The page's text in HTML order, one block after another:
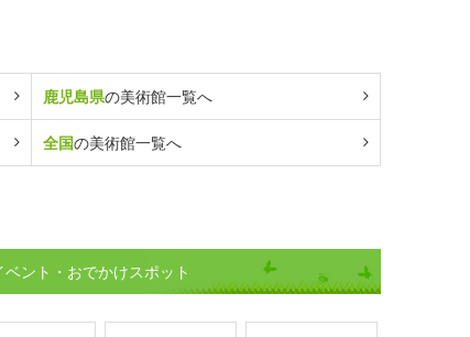
鹿児島県の美術館一覧へ
全国の美術館一覧へ
ント・おでかけスポット